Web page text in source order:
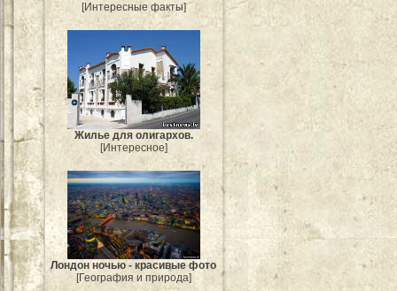
[Интересные факты]
Жилье для олигархов.
[Интересное]
Лондон ночью - красивые фото
[География и природа]